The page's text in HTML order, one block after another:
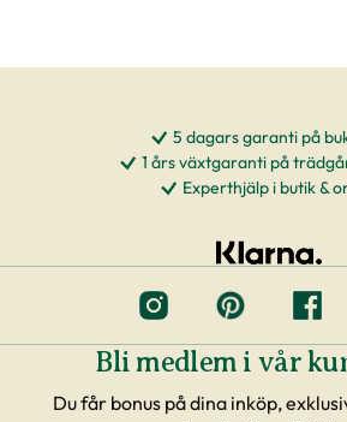
5 dagars garanti på
1 års växtgaranti på
Experthjälp i butik &
Bli medlem i vår
Du får bonus på dina inköp,